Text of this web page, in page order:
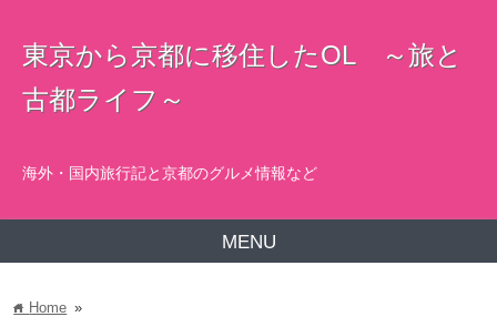
東京から京都に移住したOL ～旅と
古都ライフ～
海外・国内旅行記と京都のグルメ情報など
MENU
home Home »